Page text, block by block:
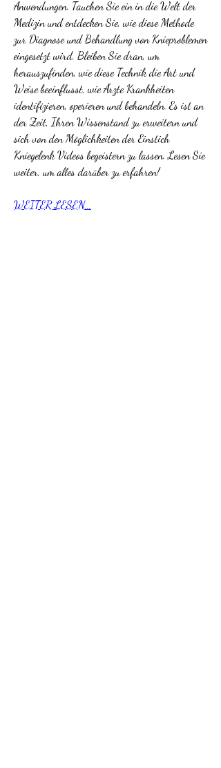
Anwendungen. Tauchen Sie ein in die Welt der
Medizin und entdecken Sie, wie diese Methode
zur Diagnose und Behandlung von Knieproblemen
eingesetzt wird. Bleiben Sie dran, um
herauszufinden, wie diese Technik die Art und
Weise beeinflusst, wie Ärzte Krankheiten
identifizieren, operieren und behandeln. Es ist an
der Zeit, Ihren Wissenstand zu erweitern und
sich von den Möglichkeiten der Einstich
Kniegelenk Videos begeistern zu lassen. Lesen Sie
weiter, um alles darüber zu erfahren!
WEITER LESEN...